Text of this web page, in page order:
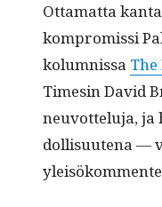
Otta­mat­ta
kom­pro­mis­si
kolum­nis­sa The
Timesin David
neu­vot­telu­ja,
dol­lisuute­na —